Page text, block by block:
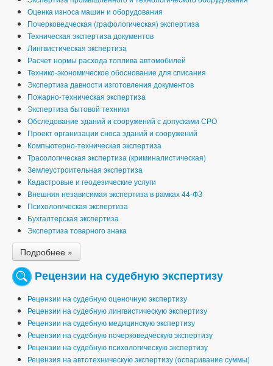
Оценка износа машин и оборудования
Почерковедческая (графологическая) экспертиза
Техническая экспертиза документов
Лингвистическая экспертиза
Расчет нормы расхода топлива автомобилей
Технико-экономическое обоснование для списания
Экспертиза давности изготовления документов
Пожарно-техническая экспертиза
Экспертиза бытовой техники
Обследование зданий и сооружений с допусками СРО
Проект организации сноса зданий и сооружений
Компьютерно-техническая экспертиза
Трасологическая экспертиза (криминалистическая)
Землеустроительная экспертиза
Кадастровые и геодезические услуги
Внешняя независимая экспертиза в рамках 44-ФЗ
Психологическая экспертиза
Бухгалтерская экспертиза
Экспертиза товарного знака
Подробнее »
Рецензии на судебную экспертизу
Рецензии на судебную оценочную экспертизу
Рецензии на судебную лингвистическую экспертизу
Рецензии на судебную медицинскую экспертизу
Рецензии на судебную почерковедческую экспертизу
Рецензии на судебную психологическую экспертизу
Рецензия на автотехническую экспертизу (оспаривание суммы)